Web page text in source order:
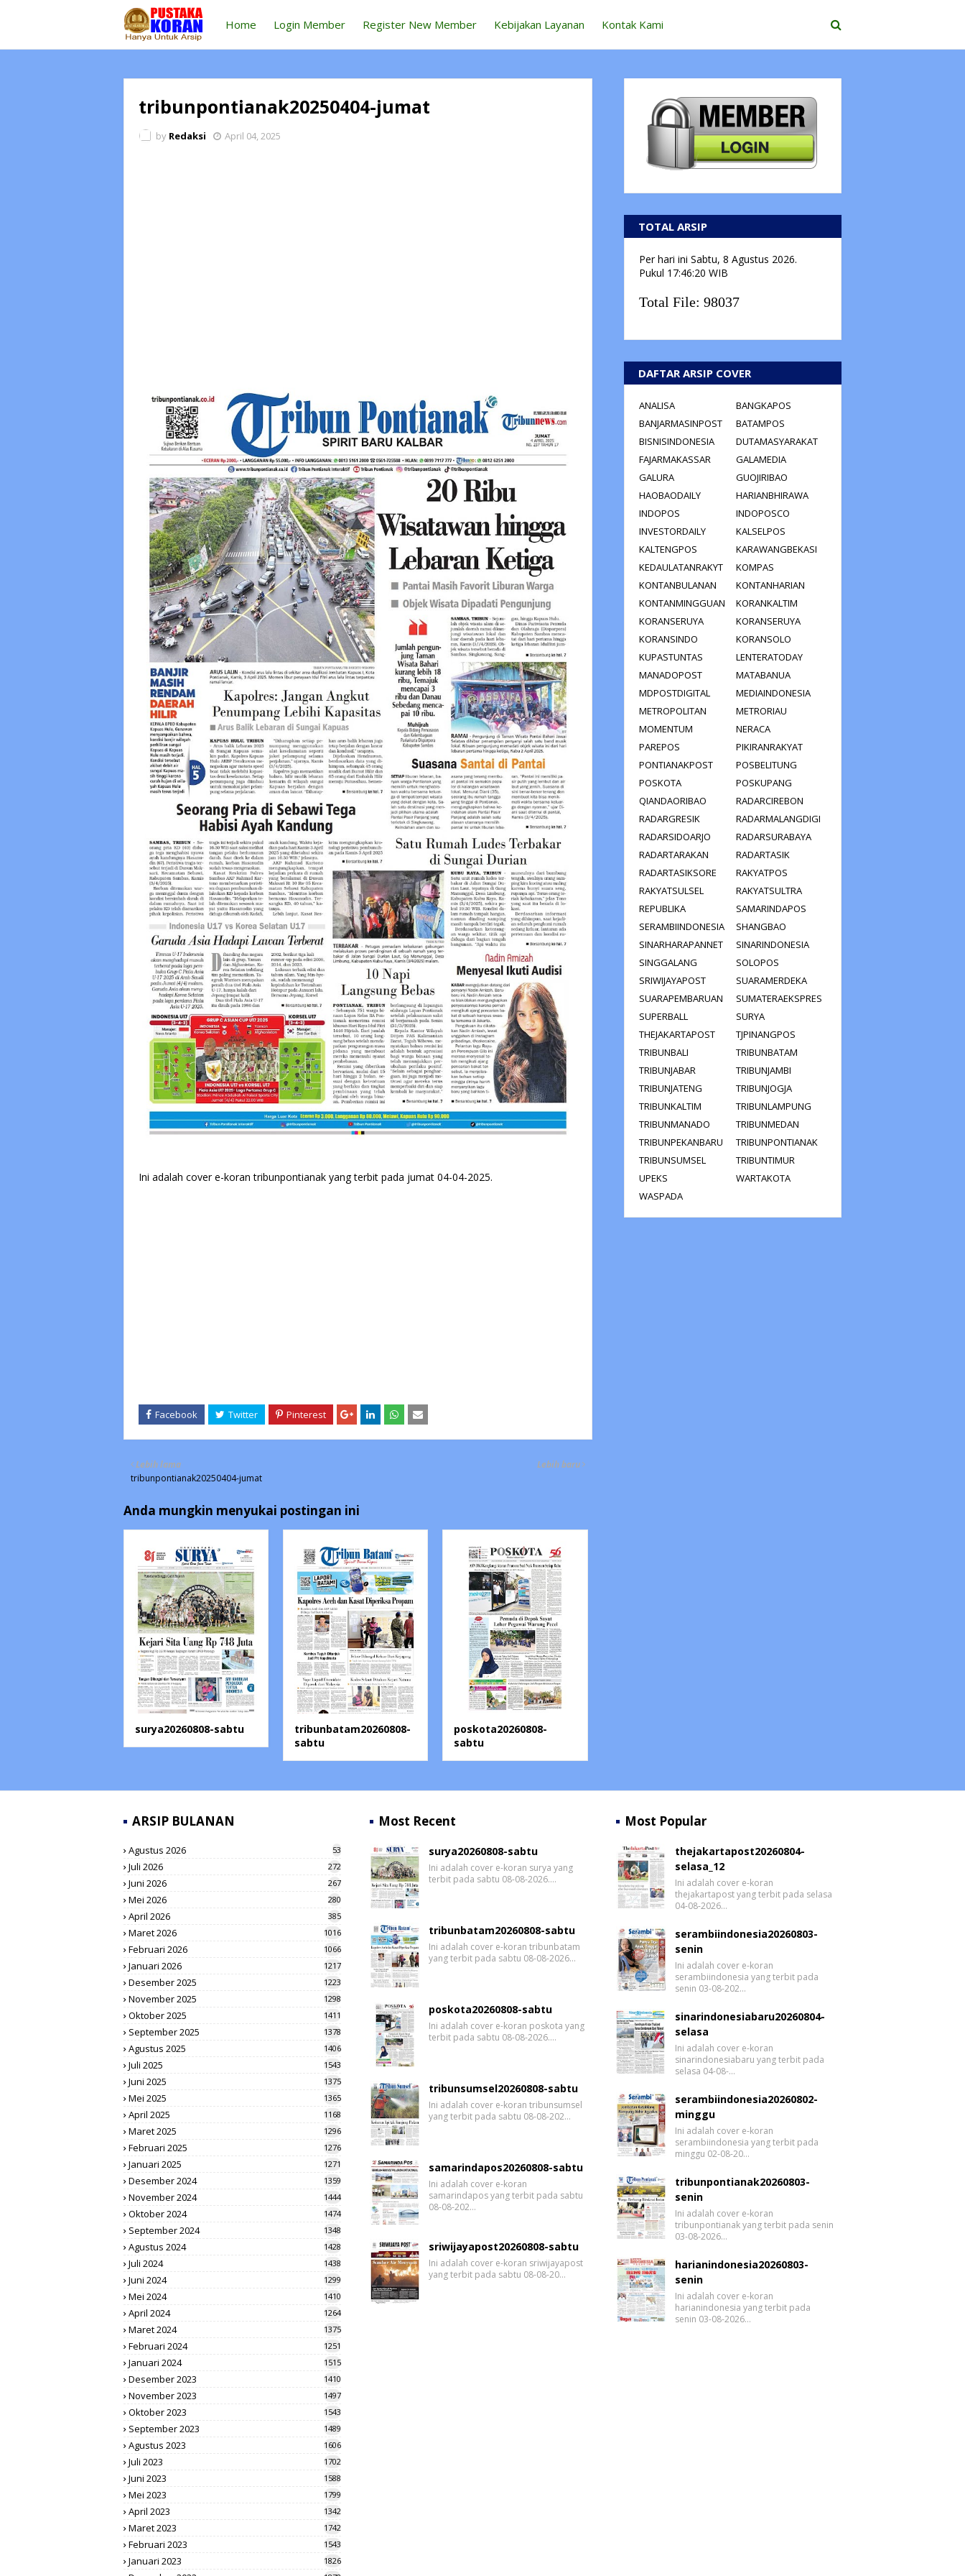
Home Login Member Register New Member Kebijakan Layanan Kontak Kami
tribunpontianak20250404-jumat
by Redaksi April 04, 2025
Ini adalah cover e-koran tribunpontianak yang terbit pada jumat 04-04-2025.
Lebih baru
Lebih lama
tribunpontianak20250404-jumat
Anda mungkin menyukai postingan ini
surya20260808-sabtu
tribunbatam20260808-
sabtu
poskota20260808-
sabtu
TOTAL ARSIP
Per hari ini Sabtu, 8 Agustus 2026.
Pukul 17:46:21 WIB
Total File: 98037
DAFTAR ARSIP COVER
ANALISA
BANGKAPOS
BANJARMASINPOST
BATAMPOS
BISNISINDONESIA
DUTAMASYARAKAT
FAJARMAKASSAR
GALAMEDIA
GALURA
GUOJIRIBAO
HAOBAODAILY
HARIANBHIRAWA
INDOPOS
INDOPOSCO
INVESTORDAILY
KALSELPOS
KALTENGPOS
KARAWANGBEKASI
KEDAULATANRAKYT
KOMPAS
KONTANBULANAN
KONTANHARIAN
KONTANMINGGUAN
KORANKALTIM
KORANSERUYA
KORANSERUYA
KORANSINDO
KORANSOLO
KUPASTUNTAS
LENTERATODAY
MANADOPOST
MATABANUA
MDPOSTDIGITAL
MEDIAINDONESIA
METROPOLITAN
METRORIAU
MOMENTUM
NERACA
PAREPOS
PIKIRANRAKYAT
PONTIANAKPOST
POSBELITUNG
POSKOTA
POSKUPANG
QIANDAORIBAO
RADARCIREBON
RADARGRESIK
RADARMALANGDIGI
RADARSIDOARJO
RADARSURABAYA
RADARTARAKAN
RADARTASIK
RADARTASIKSORE
RAKYATPOS
RAKYATSULSEL
RAKYATSULTRA
REPUBLIKA
SAMARINDAPOS
SERAMBIINDONESIA
SHANGBAO
SINARHARAPANNET
SINARINDONESIA
SINGGALANG
SOLOPOS
SRIWIJAYAPOST
SUARAMERDEKA
SUARAPEMBARUAN
SUMATERAEKSPRES
SUPERBALL
SURYA
THEJAKARTAPOST
TJPINANGPOS
TRIBUNBALI
TRIBUNBATAM
TRIBUNJABAR
TRIBUNJAMBI
TRIBUNJATENG
TRIBUNJOGJA
TRIBUNKALTIM
TRIBUNLAMPUNG
TRIBUNMANADO
TRIBUNMEDAN
TRIBUNPEKANBARU
TRIBUNPONTIANAK
TRIBUNSUMSEL
TRIBUNTIMUR
UPEKS
WARTAKOTA
WASPADA
ARSIP BULANAN
Agustus 2026 53
Juli 2026 272
Juni 2026 267
Mei 2026 280
April 2026 385
Maret 2026 1016
Februari 2026 1066
Januari 2026 1217
Desember 2025 1223
November 2025 1298
Oktober 2025 1411
September 2025 1378
Agustus 2025 1406
Juli 2025 1543
Juni 2025 1375
Mei 2025 1365
April 2025 1168
Maret 2025 1296
Februari 2025 1276
Januari 2025 1271
Desember 2024 1359
November 2024 1444
Oktober 2024 1474
September 2024 1348
Agustus 2024 1428
Juli 2024 1438
Juni 2024 1299
Mei 2024 1410
April 2024 1264
Maret 2024 1375
Februari 2024 1251
Januari 2024 1515
Desember 2023 1410
November 2023 1497
Oktober 2023 1543
September 2023 1489
Agustus 2023 1606
Juli 2023 1702
Juni 2023 1588
Mei 2023 1799
April 2023 1342
Maret 2023 1742
Februari 2023 1543
Januari 2023 1826
Most Recent
surya20260808-sabtu
Ini adalah cover e-koran surya yang
terbit pada sabtu 08-08-2026.…
tribunbatam20260808-sabtu
Ini adalah cover e-koran tribunbatam
yang terbit pada sabtu 08-08-2026…
poskota20260808-sabtu
Ini adalah cover e-koran poskota yang
terbit pada sabtu 08-08-2026.…
tribunsumsel20260808-sabtu
Ini adalah cover e-koran tribunsumsel
yang terbit pada sabtu 08-08-202…
samarindapos20260808-sabtu
Ini adalah cover e-koran
samarindapos yang terbit pada sabtu
08-08-202…
sriwijayapost20260808-sabtu
Ini adalah cover e-koran sriwijayapost
yang terbit pada sabtu 08-08-20…
Most Popular
thejakartapost20260804-
selasa_12
Ini adalah cover e-koran
thejakartapost yang terbit pada selasa
04-08-2026…
serambiindonesia20260803-
senin
Ini adalah cover e-koran
serambiindonesia yang terbit pada
senin 03-08-202…
sinarindonesiabaru20260804-
selasa
Ini adalah cover e-koran
sinarindonesiabaru yang terbit pada
selasa 04-08-…
serambiindonesia20260802-
minggu
Ini adalah cover e-koran
serambiindonesia yang terbit pada
minggu 02-08-20…
tribunpontianak20260803-
senin
Ini adalah cover e-koran
tribunpontianak yang terbit pada senin
03-08-2026…
harianindonesia20260803-
senin
Ini adalah cover e-koran
harianindonesia yang terbit pada
senin 03-08-2026…